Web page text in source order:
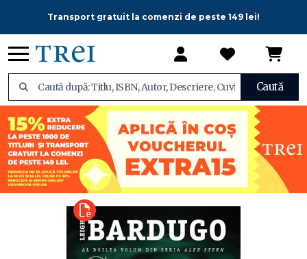
Transport gratuit la comenzi de peste 149 lei!
Caută